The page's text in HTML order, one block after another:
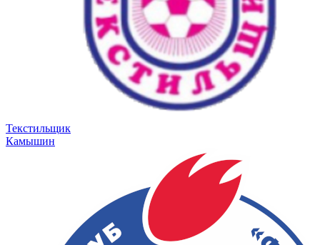
Текстильщик
Камышин